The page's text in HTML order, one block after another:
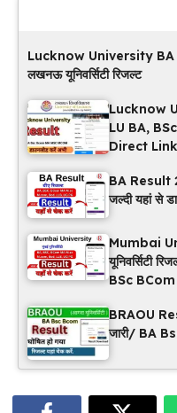
Lucknow University BA
लखनऊ यूनिवर्सिटी रिजल्ट
Lucknow
LU BA,
Direct
BA Result
जल्दी यहां से
Mumbai
यूनिवर्सिटी
BSc
BRAOU
जारी/ BA